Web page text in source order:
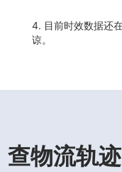
4. 目前时效数据还
谅。
查物流轨